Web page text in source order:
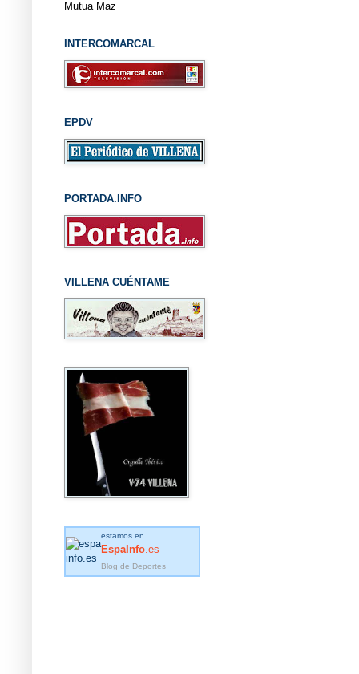
Mutua Maz
INTERCOMARCAL
EPDV
PORTADA.INFO
VILLENA CUÉNTAME
estamos en
EspaInfo .es
Blog de Deportes